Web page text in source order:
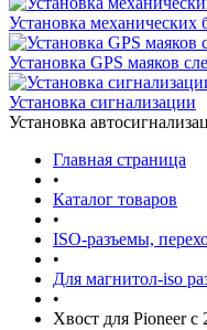
Установка механических
Установка GPS маяков
Установка сигнализации
Установка
Главная страница
•
Каталог товаров
•
ISO-разъемы,
•
Для магнитол-iso
•
Хвост для Pioneer с